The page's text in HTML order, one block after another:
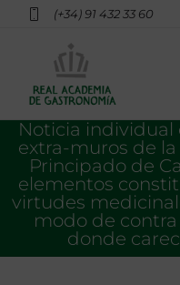
(+34) 91 432 33 60
Noticia individual
extra-muros de
Principado de
elementos
virtudes
modo de
donde